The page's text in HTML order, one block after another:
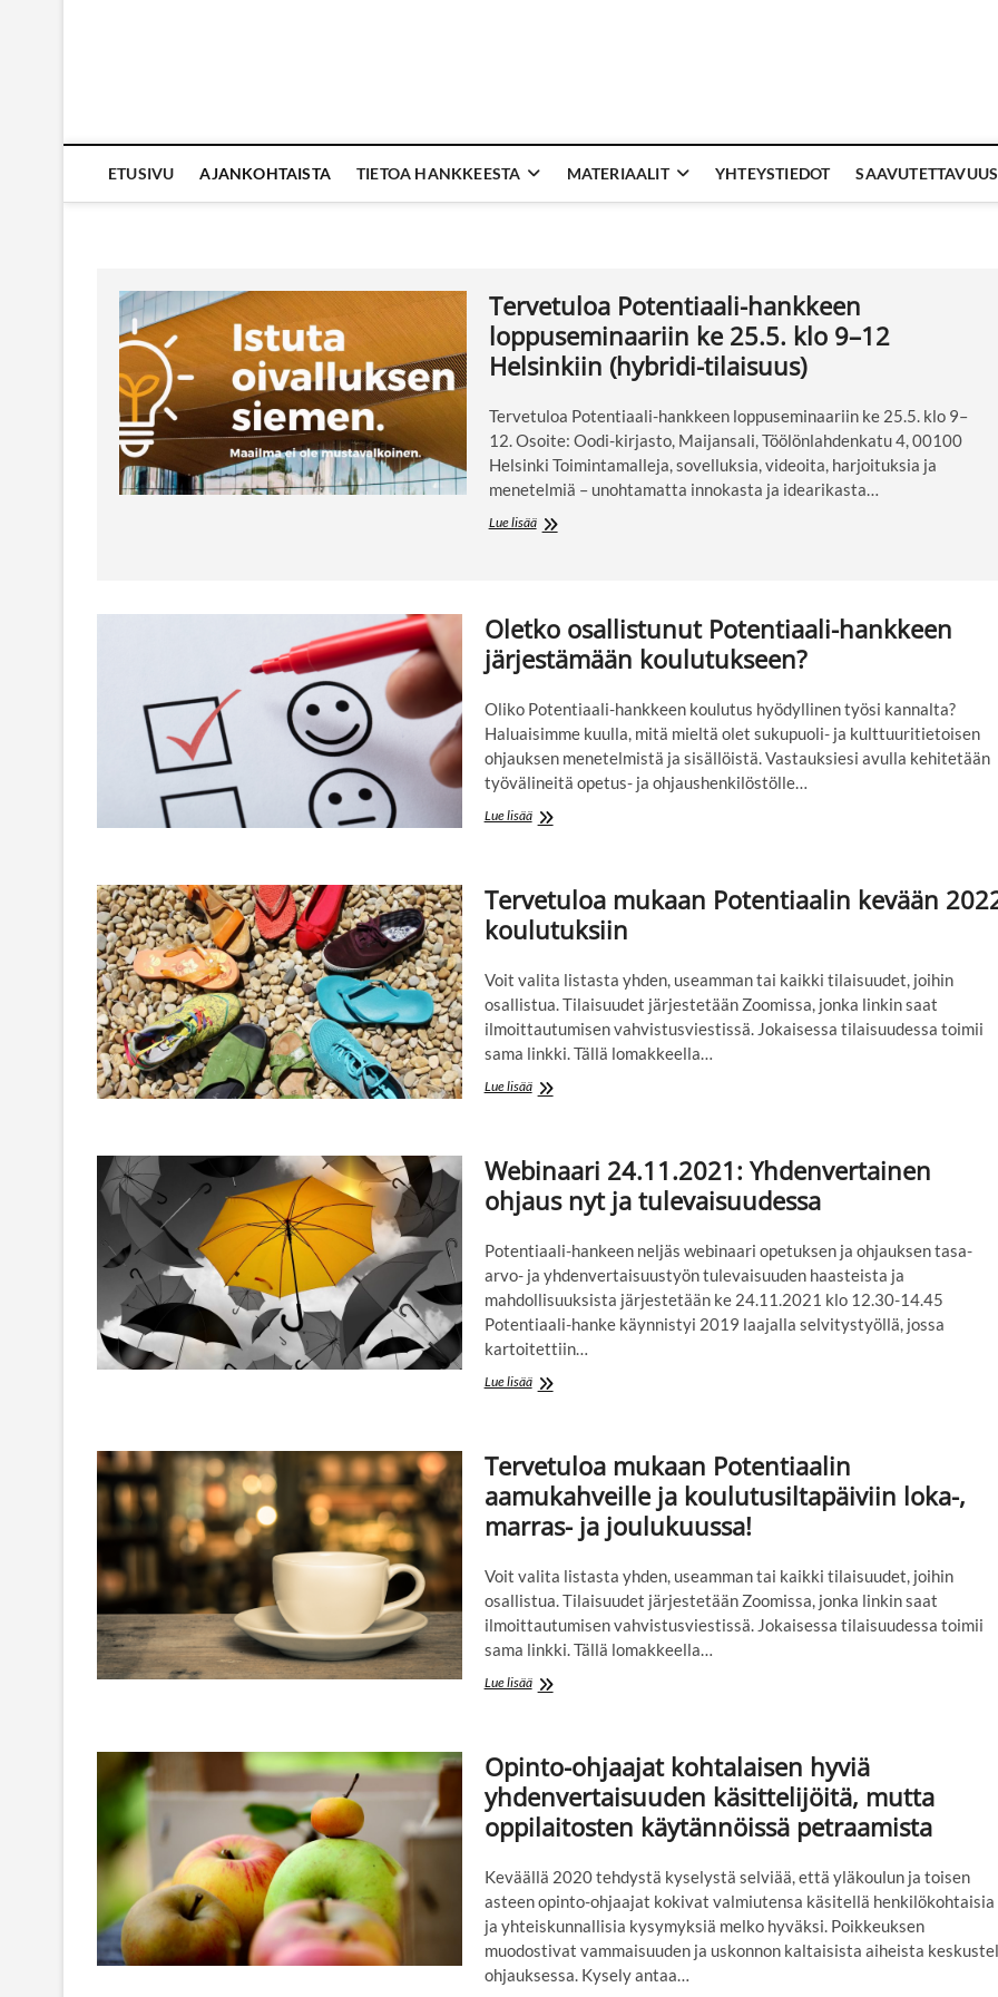
ETUSIVU AJANKOHTAISTA TIETOA HANKKEESTA MATERIAALIT YHTEYSTIEDOT
Tervetuloa Potentiaali-hankkeen
loppuseminaariin ke 25.5. klo 9–12
Helsinkiin (hybridi-tilaisuus)
Tervetuloa Potentiaali-hankkeen loppuseminaariin ke 25.5. klo 9–
12. Osoite: Oodi-kirjasto, Maijansali, Töölönlahdenkatu 4, 00100
Helsinki Toimintamalleja, sovelluksia, videoita, harjoituksia ja
menetelmiä – unohtamatta innokasta ja idearikasta…
Lue lisääTervetuloa
25.5.
klo
9–
Helsinkiin
tilaisuus)
Oletko osallistunut Potentiaali-hankkeen
järjestämään koulutukseen?
Oliko Potentiaali-hankkeen koulutus hyödyllinen työsi kannalta?
Haluaisimme kuulla, mitä mieltä olet sukupuoli- ja kulttuuritietoisen
ohjauksen menetelmistä ja sisällöistä. Vastauksiesi avulla kehitetään
työvälineitä opetus- ja ohjaushenkilöstölle…
Lue lisääOletko
järjestämään
koulutukseen?
Tervetuloa mukaan Potentiaalin kevään
koulutuksiin
Voit valita listasta yhden, useamman tai kaikki tilaisuudet, joihin
osallistua. Tilaisuudet järjestetään Zoomissa, jonka linkin saat
ilmoittautumisen vahvistusviestissä. Jokaisessa tilaisuudessa toimii
sama linkki. Tällä lomakkeella…
Lue lisääTervetuloa
2022
koulutuksiin
Webinaari 24.11.2021: Yhdenvertainen
ohjaus nyt ja tulevaisuudessa
Potentiaali-hankeen neljäs webinaari opetuksen ja ohjauksen tasa-
arvo- ja yhdenvertaisuustyön tulevaisuuden haasteista ja
mahdollisuuksista järjestetään ke 24.11.2021 klo 12.30-14.45
Potentiaali-hanke käynnistyi 2019 laajalla selvitystyöllä, jossa
kartoitettiin…
Lue lisääWebinaari
nyt
ja
tulevaisuudessa
Tervetuloa mukaan Potentiaalin
aamukahveille ja koulutusiltapäiviin loka-,
marras- ja joulukuussa!
Voit valita listasta yhden, useamman tai kaikki tilaisuudet, joihin
osallistua. Tilaisuudet järjestetään Zoomissa, jonka linkin saat
ilmoittautumisen vahvistusviestissä. Jokaisessa tilaisuudessa toimii
sama linkki. Tällä lomakkeella…
Lue lisääTervetuloa
ja
koulutusiltapäiviin
loka-,
marras-
ja
Opinto-ohjaajat kohtalaisen hyviä
yhdenvertaisuuden käsittelijöitä, mutta
oppilaitosten käytännöissä petraamista
Keväällä 2020 tehdystä kyselystä selviää, että yläkoulun ja toisen
asteen opinto-ohjaajat kokivat valmiutensa käsitellä henkilökohtaisia
ja yhteiskunnallisia kysymyksiä melko hyväksi. Poikkeuksen
muodostivat vammaisuuden ja uskonnon kaltaisista aiheista
ohjauksessa. Kysely antaa…